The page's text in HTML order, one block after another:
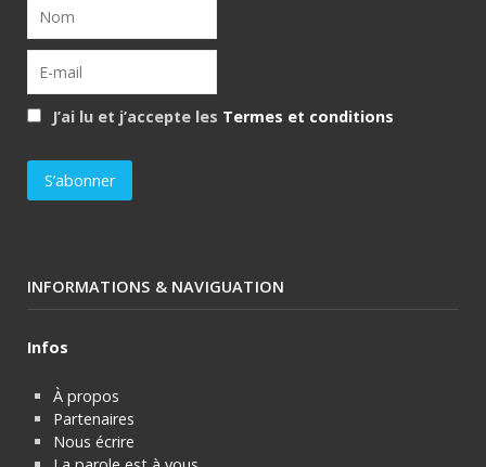
J’ai lu et j’accepte les Termes et conditions
INFORMATIONS & NAVIGUATION
Infos
À propos
Partenaires
Nous écrire